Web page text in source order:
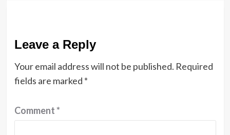
Leave a Reply
Your email address will not be published. Required
fields are marked *
Comment*